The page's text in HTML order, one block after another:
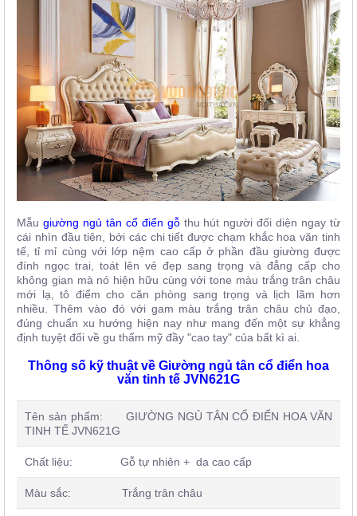
Mẫu giường ngủ tân cổ điển gỗthu hút người đối diện ngay từ
cái nhìn đầu tiên, bởi các chi tiết được chạm khắc hoa văn tinh
tế, tỉ mỉ cùng với lớp nệm cao cấp ở phần đầu giường được
đính ngọc trai, toát lên vẻ đẹp sang trọng và đẳng cấp cho
không gian mà nó hiện hữu cùng với tone màu trắng trân châu
mới lạ, tô điểm cho căn phòng sang trọng và lịch lãm hơn
nhiều. Thêm vào đó với gam màu trắng trân châu chủ đạo,
đúng chuẩn xu hướng hiện nay như mang đến một sự khẳng
định tuyệt đối về gu thẩm mỹ đầy "cao tay" của bất kì ai.
Thông số kỹ thuật về Giường ngủ tân cổ điển hoa
văn tinh tế JVN621G
Tên sản phẩm: GIƯỜNG NGỦ TÂN CỔ ĐIỂN HOA VĂN
TINH TẾ JVN621G
Chất liệu: Gỗ tự nhiên + da cao cấp
Màu sắc: Trắng trân châu